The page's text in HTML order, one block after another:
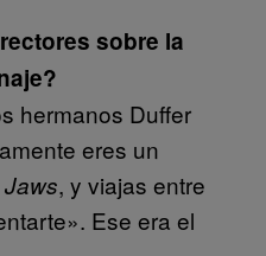
sobre la
hermanos Duffer
eres un
Jaws, y viajas entre
Ese era el